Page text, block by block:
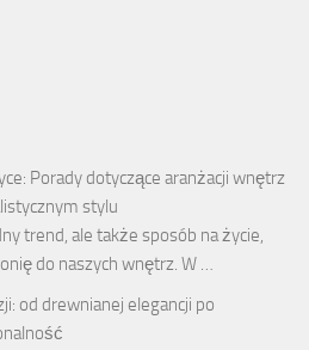
Porady dotyczące aranżacji wnętrz
stylu
trend, ale także sposób na życie,
do naszych wnętrz. W …
od drewnianej elegancji po